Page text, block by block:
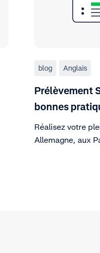
blog Anglais
Prélèvement
bonnes
Réalisez votre
Allemagne, aux